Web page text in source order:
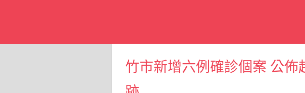
竹市新增六例確診個案 公佈